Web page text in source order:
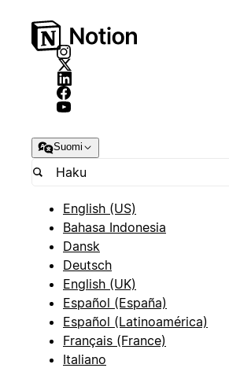
Suomi
English (US)
Bahasa Indonesia
Dansk
Deutsch
English (UK)
Español (España)
Español (Latinoamérica)
Français (France)
Italiano